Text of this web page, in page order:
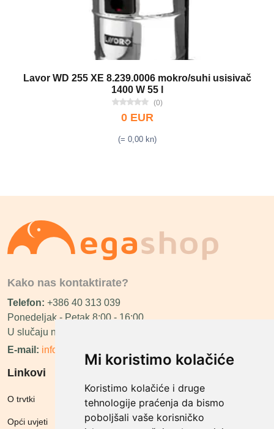
Mi koristimo kolačiće
Koristimo kolačiće i druge
tehnologije praćenja da bismo
poboljšali vaše korisničko
Lavor WD 255 XE 8.239.0006 mokro/suhi usisivač
1400 W 55 l
(0)
0 EUR
(= 0,00 kn)
Kako nas kontaktirate?
Telefon: +386 40 313 039
Ponedeljak - Petak 8:00 - 16:00
U slučaju neraspoloživosti ćemo vas nazvati.
E-mail: info@megashop.hr
Linkovi
O trvtki
Opći uvjeti